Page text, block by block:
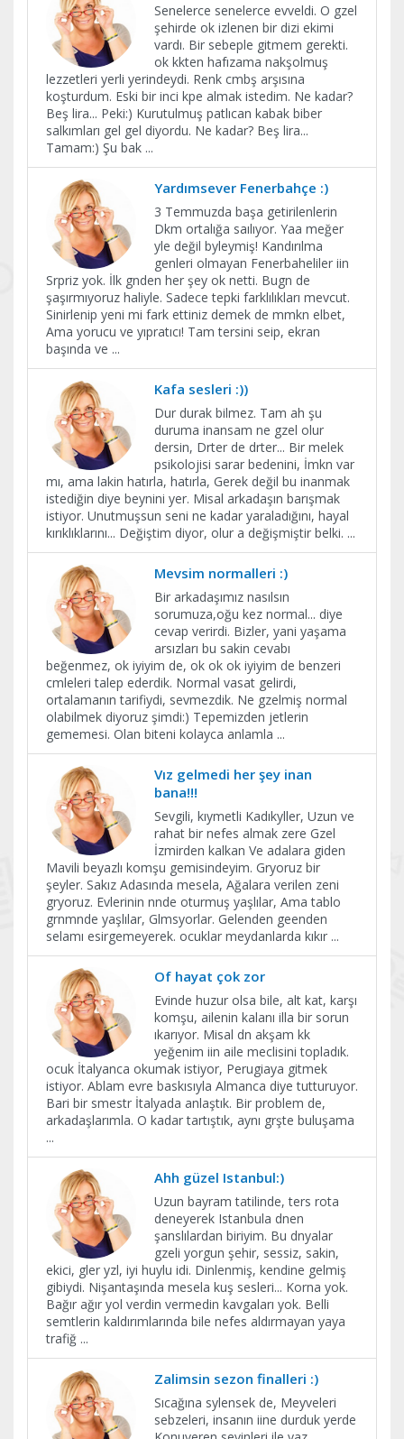
Senelerce senelerce evveldi. O gzel
şehirde ok izlenen bir dizi ekimi
vardı. Bir sebeple gitmem gerekti.
ok kkten hafızama nakşolmuş
lezzetleri yerli yerindeydi. Renk cmbş arşısına
koşturdum. Eski bir inci kpe almak istedim. Ne kadar?
Beş lira... Peki:) Kurutulmuş patlıcan kabak biber
salkımları gel gel diyordu. Ne kadar? Beş lira...
Tamam:) Şu bak ...
Yardımsever Fenerbahçe :)
3 Temmuzda başa getirilenlerin
Dkm ortalığa saılıyor. Yaa meğer
yle değil byleymiş! Kandırılma
genleri olmayan Fenerbaheliler iin
Srpriz yok. İlk gnden her şey ok netti. Bugn de
şaşırmıyoruz haliyle. Sadece tepki farklılıkları mevcut.
Sinirlenip yeni mi fark ettiniz demek de mmkn elbet,
Ama yorucu ve yıpratıcı! Tam tersini seip, ekran
başında ve ...
Kafa sesleri :))
Dur durak bilmez. Tam ah şu
duruma inansam ne gzel olur
dersin, Drter de drter... Bir melek
psikolojisi sarar bedenini, İmkn var
mı, ama lakin hatırla, hatırla, Gerek değil bu inanmak
istediğin diye beynini yer. Misal arkadaşın barışmak
istiyor. Unutmuşsun seni ne kadar yaraladığını, hayal
kırıklıklarını... Değiştim diyor, olur a değişmiştir belki. ...
Mevsim normalleri :)
Bir arkadaşımız nasılsın
sorumuza,oğu kez normal... diye
cevap verirdi. Bizler, yani yaşama
arsızları bu sakin cevabı
beğenmez, ok iyiyim de, ok ok ok iyiyim de benzeri
cmleleri talep ederdik. Normal vasat gelirdi,
ortalamanın tarifiydi, sevmezdik. Ne gzelmiş normal
olabilmek diyoruz şimdi:) Tepemizden jetlerin
gememesi. Olan biteni kolayca anlamla ...
Vız gelmedi her şey inan
bana!!!
Sevgili, kıymetli Kadıkyller, Uzun ve
rahat bir nefes almak zere Gzel
İzmirden kalkan Ve adalara giden
Mavili beyazlı komşu gemisindeyim. Gryoruz bir
şeyler. Sakız Adasında mesela, Ağalara verilen zeni
gryoruz. Evlerinin nnde oturmuş yaşlılar, Ama tablo
grnmnde yaşlılar, Glmsyorlar. Gelenden geenden
selamı esirgemeyerek. ocuklar meydanlarda kıkır ...
Of hayat çok zor
Evinde huzur olsa bile, alt kat, karşı
komşu, ailenin kalanı illa bir sorun
ıkarıyor. Misal dn akşam kk
yeğenim iin aile meclisini topladık.
ocuk İtalyanca okumak istiyor, Perugiaya gitmek
istiyor. Ablam evre baskısıyla Almanca diye tutturuyor.
Bari bir smestr İtalyada anlaştık. Bir problem de,
arkadaşlarımla. O kadar tartıştık, aynı grşte buluşama
...
Ahh güzel Istanbul:)
Uzun bayram tatilinde, ters rota
deneyerek Istanbula dnen
şanslılardan biriyim. Bu dnyalar
gzeli yorgun şehir, sessiz, sakin,
ekici, gler yzl, iyi huylu idi. Dinlenmiş, kendine gelmiş
gibiydi. Nişantaşında mesela kuş sesleri... Korna yok.
Bağır ağır yol verdin vermedin kavgaları yok. Belli
semtlerin kaldırımlarında bile nefes aldırmayan yaya
trafiğ ...
Zalimsin sezon finalleri :)
Sıcağına sylensek de, Meyveleri
sebzeleri, insanın iine durduk yerde